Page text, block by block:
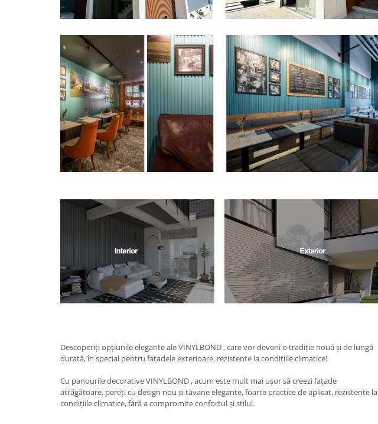
Descoperiți opțiunile elegante ale VINYLBOND , care vor deveni o tradiție nouă și de lungă
durată, în special pentru fațadele exterioare, rezistente la condițiile climatice!
Cu panourile decorative VINYLBOND , acum este mult mai ușor să creezi fațade
atrăgătoare, pereți cu design nou și tavane elegante, foarte practice de aplicat, rezistente la
condițiile climatice, fără a compromite confortul și stilul.